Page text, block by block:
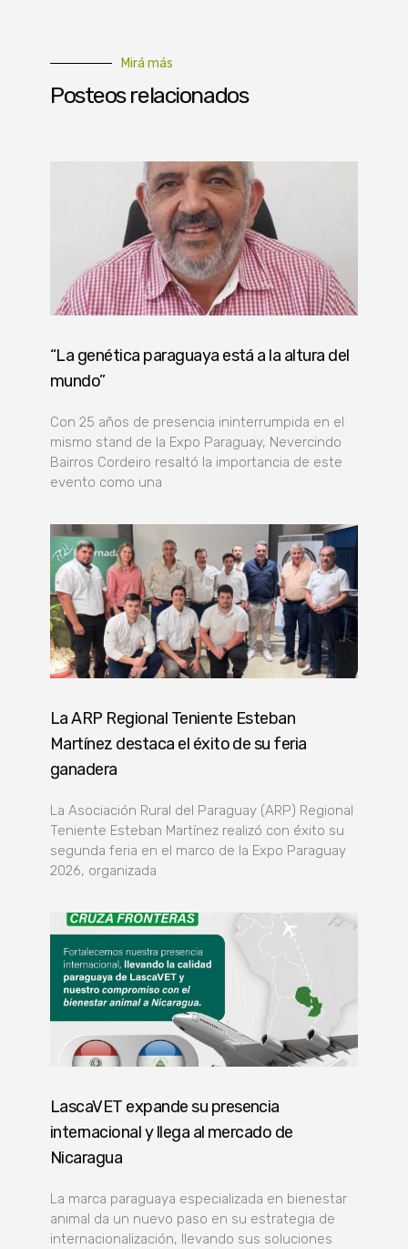
Mirá más
Posteos relacionados
“La genética paraguaya está a la altura del
mundo”
Con 25 años de presencia ininterrumpida en el
mismo stand de la Expo Paraguay, Nevercindo
Bairros Cordeiro resaltó la importancia de este
evento como una
La ARP Regional Teniente Esteban
Martínez destaca el éxito de su feria
ganadera
La Asociación Rural del Paraguay (ARP) Regional
Teniente Esteban Martínez realizó con éxito su
segunda feria en el marco de la Expo Paraguay
2026, organizada
LascaVET expande su presencia
internacional y llega al mercado de
Nicaragua
La marca paraguaya especializada en bienestar
animal da un nuevo paso en su estrategia de
internacionalización, llevando sus soluciones